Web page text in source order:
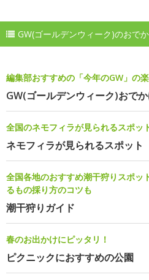
GW(ゴールデンウィーク)のおで
編集部おすすめの「今年のGW」の
GW(ゴールデンウィーク)おで
全国のネモフィラが見られるスポッ
ネモフィラが見られるスポット
全国各地のおすすめ潮干狩りスポッ
るもの採り方のコツも
潮干狩りガイド
春のお出かけにピッタリ！
ピクニックにおすすめの公園